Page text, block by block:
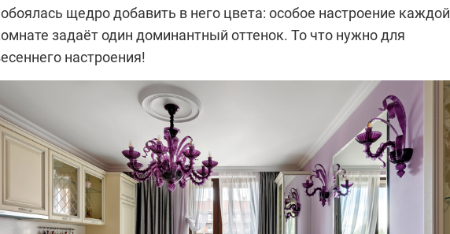
щедро добавить в него цвета: особое настроение каждой
задаёт один доминантный оттенок. То что нужно для
настроения!